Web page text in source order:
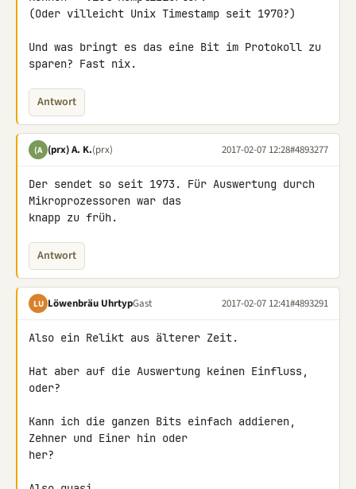
(Oder villeicht Unix Timestamp seit 1970?)
Und was bringt es das eine Bit im Protokoll zu
sparen? Fast nix.
Antwort
(A (prx) A. K.(prx) 2017-02-07 12:28#4893277
Der sendet so seit 1973. Für Auswertung durch
Mikroprozessoren war das
knapp zu früh.
Antwort
LU Löwenbräu UhrtypGast 2017-02-07 12:41#4893291
Also ein Relikt aus älterer Zeit.
Hat aber auf die Auswertung keinen Einfluss,
oder?
Kann ich die ganzen Bits einfach addieren,
Zehner und Einer hin oder
her?